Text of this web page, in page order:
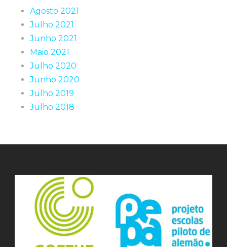
Agosto 2021
Julho 2021
Junho 2021
Maio 2021
Julho 2020
Junho 2020
Julho 2019
Julho 2018